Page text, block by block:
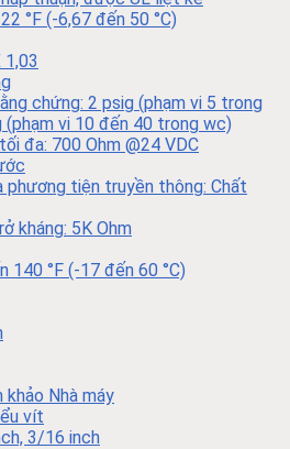
°F (-6,67 đến 50 °C)
chứng: 2 psig (phạm vi 5 trong
vi 10 đến 40 trong wc)
đa: 700 Ohm @24 VDC
phương tiện truyền thông: Chất
kháng: 5K Ohm
140 °F (-17 đến 60 °C)
Nhà máy
vít
3/16 inch